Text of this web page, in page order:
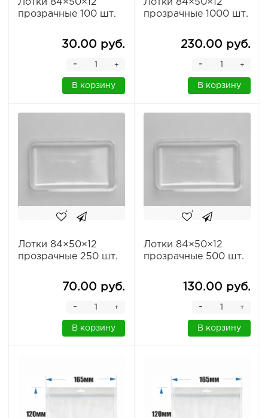
Лотки 84×50×12
прозрачные 100 шт.
30.00 руб.
+
-
В корзину
Лотки 84×50×12
прозрачные 1000 шт.
230.00 руб.
+
-
В корзину
Лотки 84×50×12
прозрачные 250 шт.
70.00 руб.
+
-
В корзину
Лотки 84×50×12
прозрачные 500 шт.
130.00 руб.
+
-
В корзину